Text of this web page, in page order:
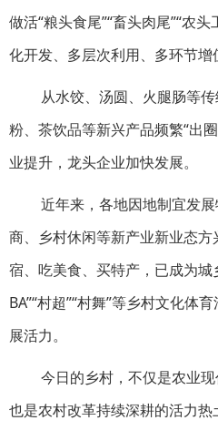
做活“粮头食尾”“畜头肉尾”“农
化开发、多层次利用、多环节增
从水饺、汤圆、火腿肠等
粉、茶饮品等新兴产品频繁“出
业提升，龙头企业加快发展。
近年来，各地因地制宜发
商、乡村休闲等新产业新业态
宿、吃美食、买特产，已成为城
BA”“村超”“村舞”等乡村文化体
展活力。
今日的乡村，不仅是农业
也是农村改革持续深耕的活力热